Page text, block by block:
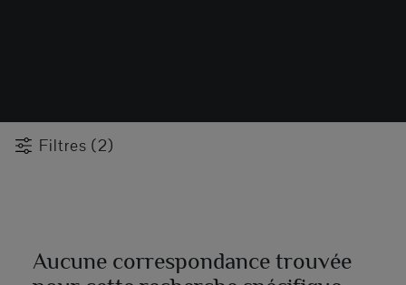
Filtres (2)
Aucune correspondance trouvée